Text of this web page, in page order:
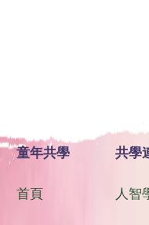
童年共學
首頁
共學
人智